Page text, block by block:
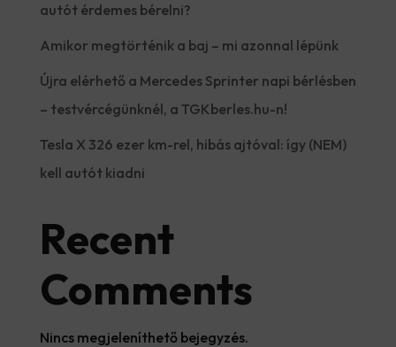
autót érdemes bérelni?
Amikor megtörténik a baj – mi azonnal lépünk
Újra elérhető a Mercedes Sprinter napi bérlésben
– testvércégünknél, a TGKberles.hu-n!
Tesla X 326 ezer km-rel, hibás ajtóval: így (NEM)
kell autót kiadni
Recent
Comments
Nincs megjeleníthető bejegyzés.